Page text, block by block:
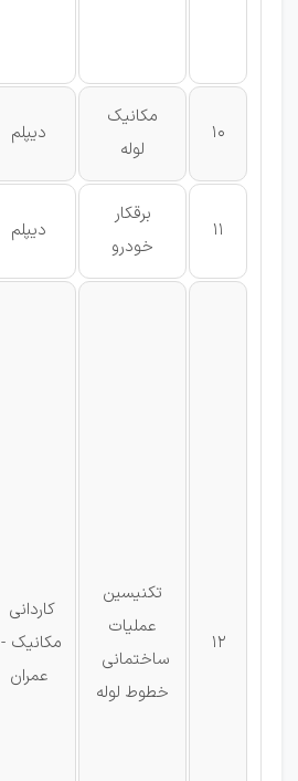
10
مکانیک
لوله
دیپلم
11
برقکار
خودرو
دیپلم
12
تکنیسین
عملیات
ساختمانی
خطوط لوله
كاردانی
مکانیک -
عمران